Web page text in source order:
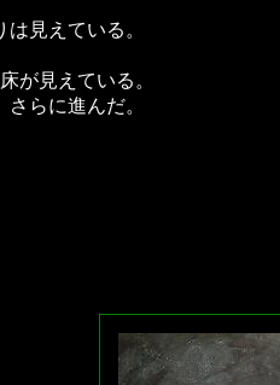
見えている。
が見えている。
らに進んだ。